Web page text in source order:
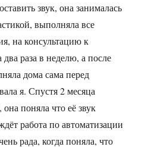
звук, она занималась
выполняла все
на консультацию к
раза в неделю, а после
дома сама перед
я. Спустя 2 месяца
поняла что её звук
работа по автоматизации
рада, когда поняла, что